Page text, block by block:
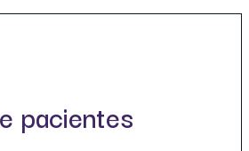
pacientes